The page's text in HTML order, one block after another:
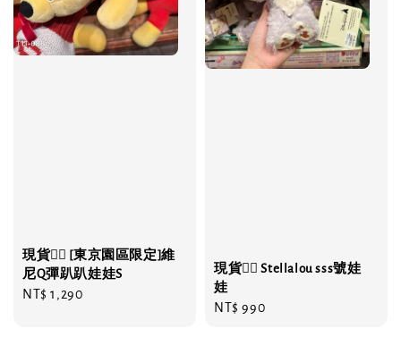
現貨❤️‍🔥 [東京園區限定]維
尼Q彈趴趴娃娃S
Regular
NT$ 1,290
現貨❤️‍🔥 Stellalou sss號娃
娃
Regular
NT$ 990